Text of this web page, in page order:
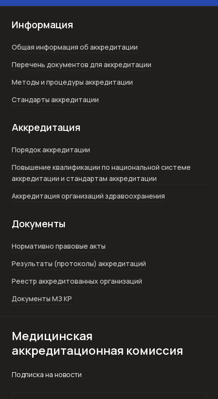
Информация
Общая информация об аккредитации
Перечень документов для аккредитации
Методы и процедуры аккредитации
Стандарты аккредитации
Аккредитация
Порядок аккредитации
Повышение квалификации по национальной системе
аккредитации и стандартам аккредитации
Аккредитация организаций здравоохранения
Документы
Нормативно правовые акты
Результаты (протоколы) аккредитаций
Реестр аккредитованных организаций
Документы МЗ КР
Медицинская
аккредитационная комиссия
Подписка на новости